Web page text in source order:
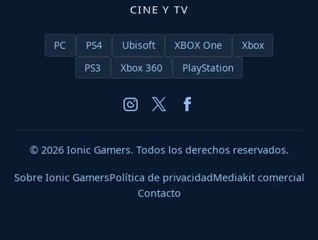
CINE Y TV
PC PS4 Ubisoft XBOX One
Xbox
PS3
Xbox 360 PlayStation
© 2026 Ionic Gamers. Todos los derechos reservados.
Sobre Ionic GamersPolítica de privacidadMediakit comercial
Contacto